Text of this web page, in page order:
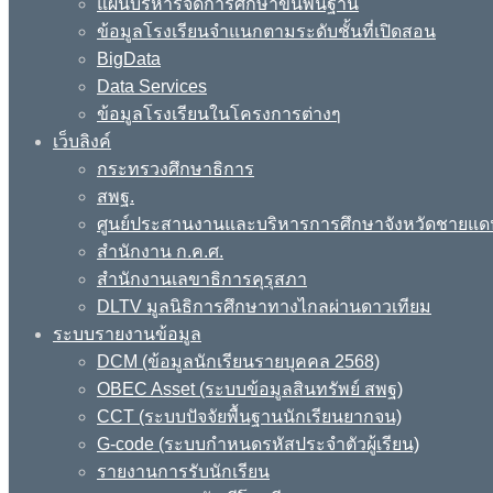
แผนบริหารจัดการศึกษาขั้นพื้นฐาน
ข้อมูลโรงเรียนจำแนกตามระดับชั้นที่เปิดสอน
BigData
Data Services
ข้อมูลโรงเรียนในโครงการต่างๆ
เว็บลิงค์
กระทรวงศึกษาธิการ
สพฐ.
ศูนย์ประสานงานและบริหารการศึกษาจังหวัดชายแ
สำนักงาน ก.ค.ศ.
สำนักงานเลขาธิการคุรุสภา
DLTV มูลนิธิการศึกษาทางไกลผ่านดาวเทียม
ระบบรายงานข้อมูล
DCM (ข้อมูลนักเรียนรายบุคคล 2568)
OBEC Asset (ระบบข้อมูลสินทรัพย์ สพฐ)
CCT (ระบบปัจจัยพื้นฐานนักเรียนยากจน)
G-code (ระบบกำหนดรหัสประจำตัวผู้เรียน)
รายงานการรับนักเรียน